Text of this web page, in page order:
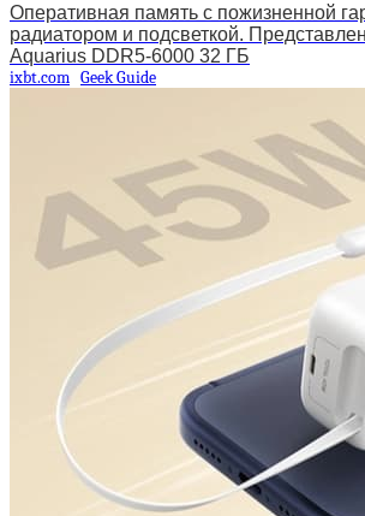
Оперативная память с пожизненной
радиатором и подсветкой.
Aquarius DDR5-6000 32 ГБ
ixbt.com Geek Guide